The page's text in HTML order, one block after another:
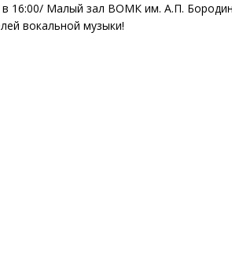
в 16:00/ Малый зал ВОМК им. А.П.
вокальной музыки!